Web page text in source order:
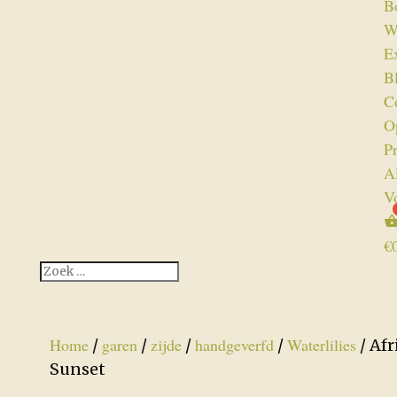
€
Home/ garen/zijde/handgeverfd/Waterlilies /
Sunset